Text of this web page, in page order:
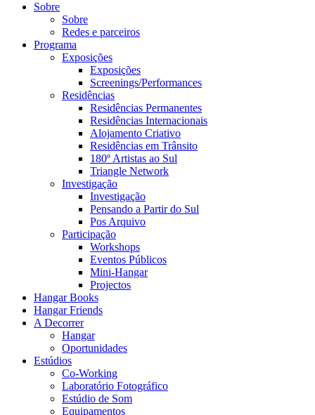
Sobre
Sobre
Redes e parceiros
Programa
Exposições
Exposições
Screenings/Performances
Residências
Residências Permanentes
Residências Internacionais
Alojamento Criativo
Residências em Trânsito
180º Artistas ao Sul
Triangle Network
Investigação
Investigação
Pensando a Partir do Sul
Pos Arquivo
Participação
Workshops
Eventos Públicos
Mini-Hangar
Projectos
Hangar Books
Hangar Friends
A Decorrer
Hangar
Oportunidades
Estúdios
Co-Working
Laboratório Fotográfico
Estúdio de Som
Equipamentos